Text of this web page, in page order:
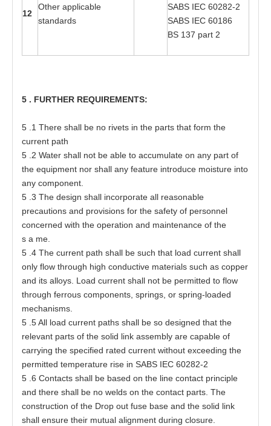
12
Other applicable
standards
SABS IEC 60282-2
SABS IEC 60186
BS 137 part 2
5 . FURTHER REQUIREMENTS:
5 .1 There shall be no rivets in the parts that form the
current path
5 .2 Water shall not be able to accumulate on any part of
the equipment nor shall any feature introduce moisture into
any component.
5 .3 The design shall incorporate all reasonable
precautions and provisions for the safety of personnel
concerned with the operation and maintenance of the
s a me
5 .4 The current path shall be such that load current shall
only flow through high conductive materials such as copper
and its alloys . Load current shall not be permitted to flow
through ferrous components springs , or spring-loaded
mechanisms
5 .5 All load current paths shall be so designed that the
relevant parts of the solid link assembly are capable of
carrying the specified rated current without exceeding the
permitted temperature rise in SABS IEC 60282-2
5 .6 Contacts shall be based on the line contact principle
and there shall be no welds on the contact parts The
construction of the Drop out fuse base and the solid link
shall ensure their mutual alignment during closure